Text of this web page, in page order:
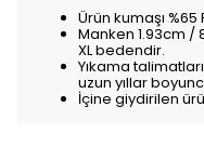
Ürün kumaşı %65
Manken 1.93cm /
XL bedendir.
Yıkama
uzun yıllar
İçine giydirilen